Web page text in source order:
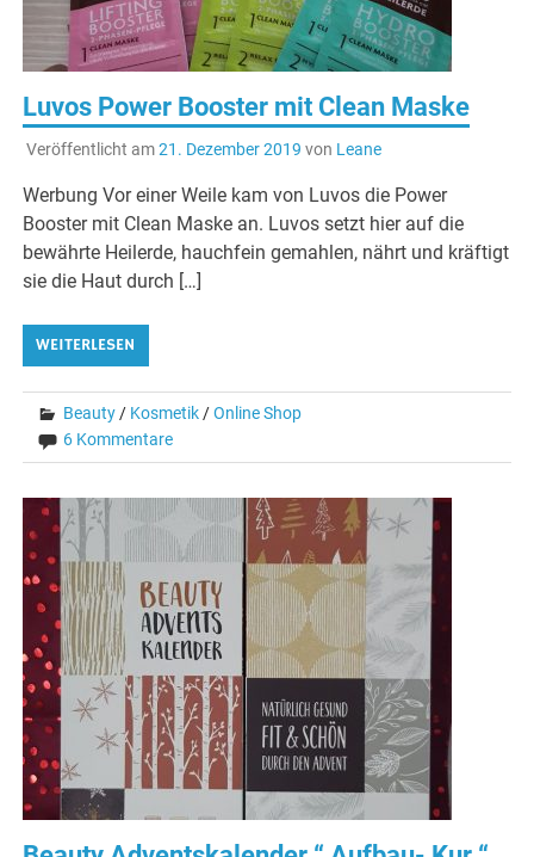
Luvos Power Booster mit Clean Maske
Veröffentlicht am21. Dezember 2019 von Leane
Werbung Vor einer Weile kam von Luvos die Power
Booster mit Clean Maske an. Luvos setzt hier auf die
bewährte Heilerde, hauchfein gemahlen, nährt und kräftigt
sie die Haut durch […]
WEITERLESEN
Beauty / Kosmetik /Online Shop
6 Kommentare